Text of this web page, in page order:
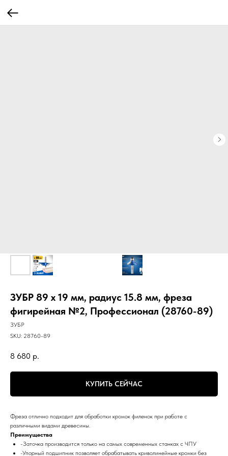
ЗУБР 89 x 19 мм, радиус 15.8 мм, фреза
фигирейная №2, Профессионал (28760-89)
ЗУБР
SKU: 28760-89
8 680 р.
КУПИТЬ СЕЙЧАС
Фреза отлично подходит для обработки кромок филенок при работе с
различными видами древесины.
Преимущества
-Заточка производится только на самых современных станках с ЧПУ
-Упорный подшипник позволяет обрабатывать криволинейные кромки без